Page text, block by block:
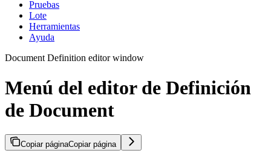
Pruebas
Lote
Herramientas
Ayuda
Document Definition editor window
Menú del editor de Definición
de Document
Copiar páginaCopiar página